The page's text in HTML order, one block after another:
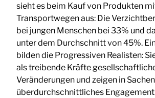
sieht es beim Kauf von Produkten
Transportwegen aus: Die
bei jungen Menschen bei 33% und
unter dem Durchschnitt von 45%.
bilden die Progressiven Realisten:
als treibende Kräfte
Veränderungen und zeigen in
überdurchschnittliches